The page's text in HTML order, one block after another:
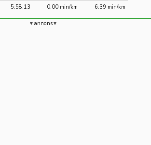
5:58:13 0:00 min/km 6:39 min/km
annons